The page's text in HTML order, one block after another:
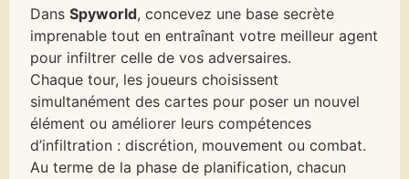
DansSpyworld, concevez une base secrète
imprenable tout en entraînant votre meilleur agent
pour infiltrer celle de vos adversaires.
Chaque tour, les joueurs choisissent
simultanément des cartes pour poser un nouvel
élément ou améliorer leurs compétences
d’infiltration : discrétion, mouvement ou combat.
Au terme de la phase de planification, chacun